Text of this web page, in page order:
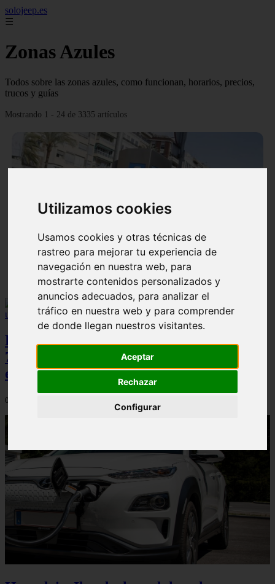
Utilizamos cookies
Usamos cookies y otras técnicas de
rastreo para mejorar tu experiencia de
navegación en nuestra web, para
mostrarte contenidos personalizados y
anuncios adecuados, para analizar el
tráfico en nuestra web y para comprender
de donde llegan nuestros visitantes.
Aceptar
Rechazar
Configurar
solojeep.es
☰
Zonas Azules
Todos sobre las zonas azules, como funcionan, horarios, precios,
trucos y guías
Mostrando 1 - 24 de 3335 artículos
▷ Zona Azul Córdoba 《 Horarios y Tarifas 2024 》
Peugeot acelera en el mercado español:
7.062 matriculaciones y un 5,9% de cuota
en julio
06/08/2026